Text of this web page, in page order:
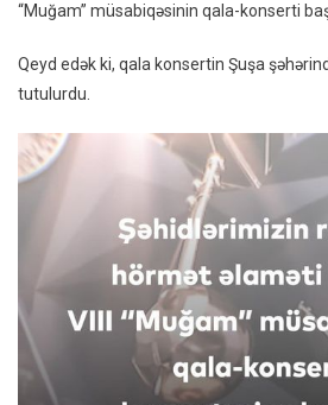
“Muğam” müsabiqəsinin qala-konserti
Qeyd edək ki, qala konsertin Şuşa
tutulurdu.